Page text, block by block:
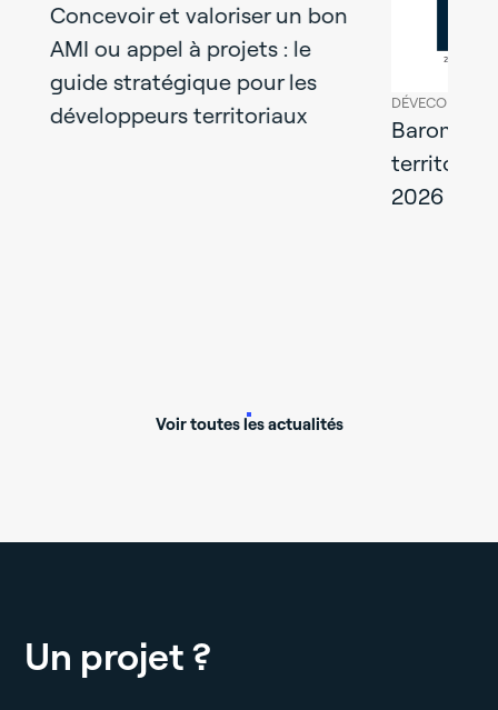
Concevoir et valoriser un bon
AMI ou appel à projets : le
guide stratégique pour les
développeurs territoriaux
DÉVECO |
territoires
2026
Voir toutes les actualités
Un projet ?